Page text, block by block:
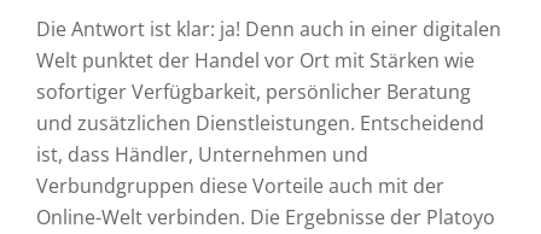
Die Antwort ist klar: ja! Denn auch in einer digitalen
Welt punktet der Handel vor Ort mit Stärken wie
sofortiger Verfügbarkeit, persönlicher Beratung
und zusätzlichen Dienstleistungen. Entscheidend
ist, dass Händler, Unternehmen und
Verbundgruppen diese Vorteile auch mit der
Online-Welt verbinden. Die Ergebnisse der Platoyo